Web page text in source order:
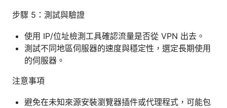
步驟 5：測試與驗證
使用 IP/位址檢測工具確認流量是否從 VPN 出去。
測試不同地區伺服器的速度與穩定性，選定長期使用
的伺服器。
注意事項
避免在未知來源安裝瀏覽器插件或代理程式，可能包